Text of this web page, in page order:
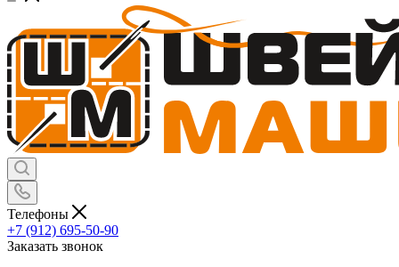
Телефоны
+7 (912) 695-50-90
Заказать звонок